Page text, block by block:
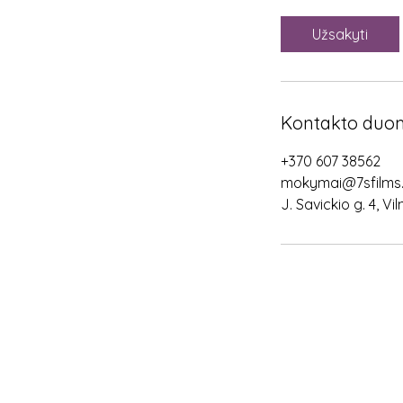
Užsakyti
Kontakto
+370 607 38562
J. Savickio g. 4,